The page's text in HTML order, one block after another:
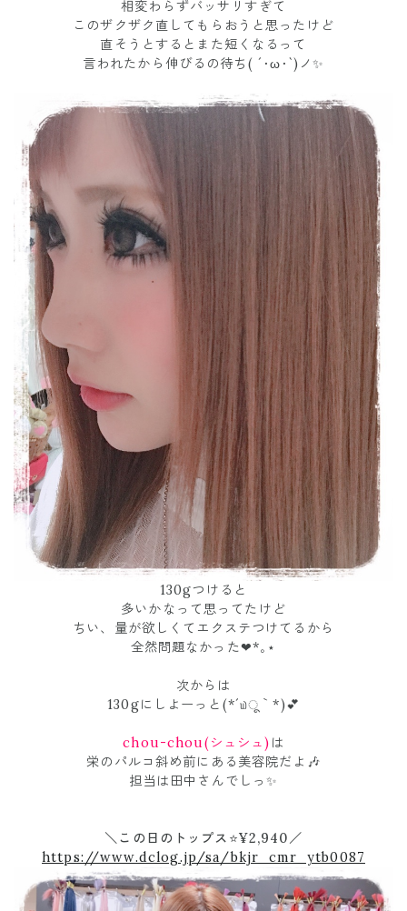
相変わらずバッサリすぎて
このザクザク直してもらおうと思ったけど
直そうとするとまた短くなるって
言われたから伸びるの待ち( ´･ω･`)ノ✨
130gつけると
多いかなって思ってたけど
ちい、量が欲しくてエクステつけてるから
全然問題なかった❤*｡⋆
次からは
130gにしよーっと(*´௰ू｀*)💕
chou-chou(シュシュ) は
栄のパルコ斜め前にある美容院だよ🎶
担当は田中さんでしっ✨
＼この日のトップス⭐¥2,940／
https://www.dclog.jp/sa/bkjr_cmr_ytb0087